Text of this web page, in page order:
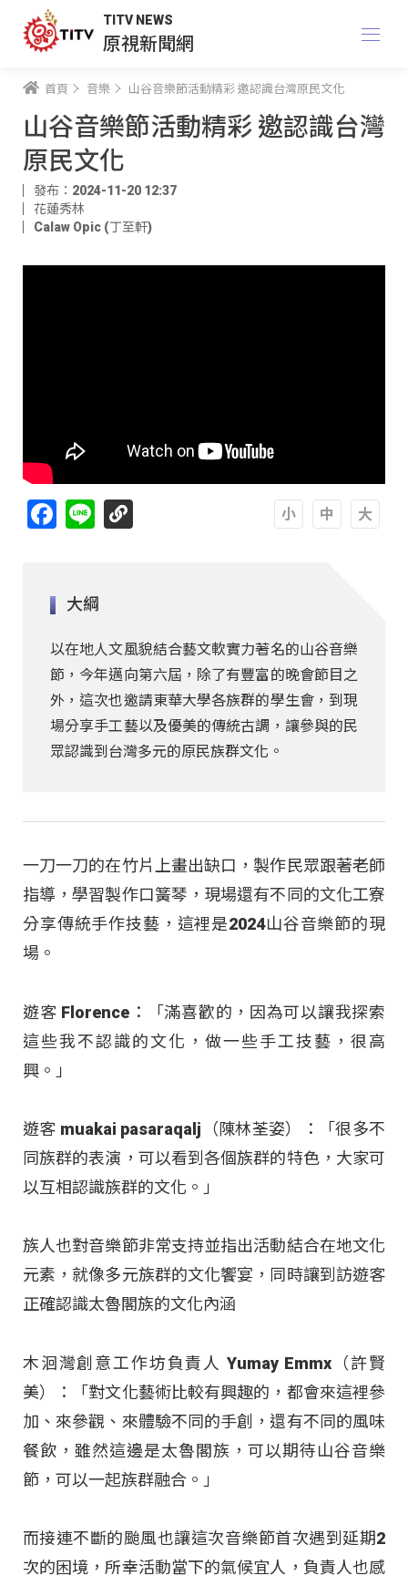
TITV NEWS
原視新聞網
首頁 音樂 山谷音樂節活動精彩 邀認識台灣原民文化
山谷音樂節活動精彩 邀認識台灣
原民文化
發布：2024-11-20 12:37
花蓮秀林
Calaw Opic (丁至軒)
Facebook
Line
大綱
以在地人文風貌結合藝文軟實力著名的山谷音樂
節，今年邁向第六屆，除了有豐富的晚會節目之
外，這次也邀請東華大學各族群的學生會，到現
場分享手工藝以及優美的傳統古調，讓參與的民
眾認識到台灣多元的原民族群文化。
一刀一刀的在竹片上畫出缺口，製作民眾跟著老師
指導，學習製作口簧琴，現場還有不同的文化工寮
分享傳統手作技藝，這裡是2024山谷音樂節的現
場。
遊客 Florence：「滿喜歡的，因為可以讓我探索
這些我不認識的文化，做一些手工技藝，很高
興。」
遊客 muakai pasaraqalj（陳林荃姿）：「很多不
同族群的表演，可以看到各個族群的特色，大家可
以互相認識族群的文化。」
族人也對音樂節非常支持並指出活動結合在地文化
元素，就像多元族群的文化饗宴，同時讓到訪遊客
正確認識太魯閣族的文化內涵
木洄灣創意工作坊負責人 Yumay Emmx（許賢
美）：「對文化藝術比較有興趣的，都會來這裡參
加、來參觀、來體驗不同的手創，還有不同的風味
餐飲，雖然這邊是太魯閣族，可以期待山谷音樂
節，可以一起族群融合。」
而接連不斷的颱風也讓這次音樂節首次遇到延期2
次的困境，所幸活動當下的氣候宜人，負責人也感